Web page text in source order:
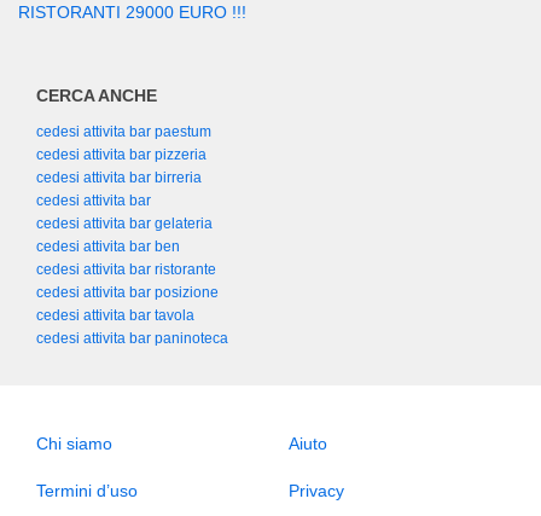
RISTORANTI 29000 EURO !!!
CERCA ANCHE
cedesi attivita bar paestum
cedesi attivita bar pizzeria
cedesi attivita bar birreria
cedesi attivita bar
cedesi attivita bar gelateria
cedesi attivita bar ben
cedesi attivita bar ristorante
cedesi attivita bar posizione
cedesi attivita bar tavola
cedesi attivita bar paninoteca
Chi siamo Aiuto
Termini d’uso Privacy